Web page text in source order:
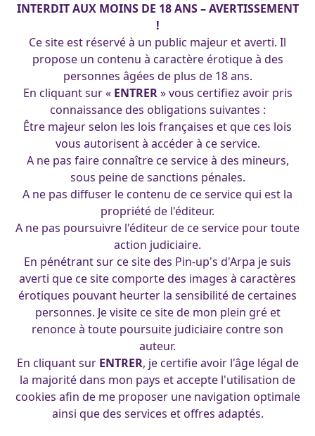
INTERDIT AUX MOINS DE 18 ANS – AVERTISSEMENT
!
Ce site est réservé à un public majeur et averti. Il
propose un contenu à caractère érotique à des
personnes âgées de plus de 18 ans.
En cliquant sur « ENTRER» vous certifiez avoir pris
connaissance des obligations suivantes :
Être majeur selon les lois françaises et que ces lois
vous autorisent à accéder à ce service.
A ne pas faire connaître ce service à des mineurs,
sous peine de sanctions pénales.
A ne pas diffuser le contenu de ce service qui est la
propriété de l'éditeur.
A ne pas poursuivre l'éditeur de ce service pour toute
action judiciaire.
En pénétrant sur ce site des Pin-up's d'Arpa je suis
averti que ce site comporte des images à caractères
érotiques pouvant heurter la sensibilité de certaines
personnes. Je visite ce site de mon plein gré et
renonce à toute poursuite judiciaire contre son
auteur.
En cliquant sur ENTRER, je certifie avoir l'âge légal de
la majorité dans mon pays et accepte l'utilisation de
cookies afin de me proposer une navigation optimale
ainsi que des services et offres adaptés.
wood faith 06-10-2018
Duchesse
13 mai 2016